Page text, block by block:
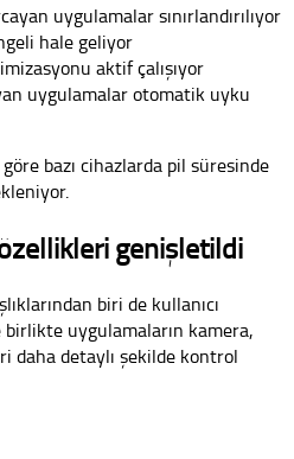
uygulamalar sınırlandırılıyor
hale geliyor
aktif çalışıyor
uygulamalar otomatik uyku
göre bazı cihazlarda pil süresinde
genişletildi
biri de kullanıcı
uygulamaların kamera,
daha detaylı şekilde kontrol